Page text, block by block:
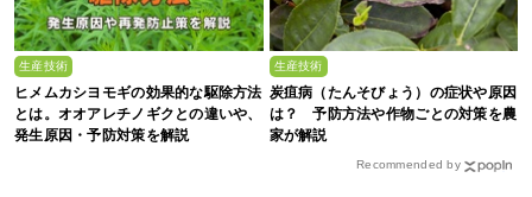
生産技術
ヒメムカシヨモギの効果的な駆除方法
とは。オオアレチノギクとの違いや、
発生原因・予防対策を解説
生産技術
炭疽病（たんそびょう）の症状や原因
は？ 予防方法や作物ごとの対策を農
家が解説
Recommended by